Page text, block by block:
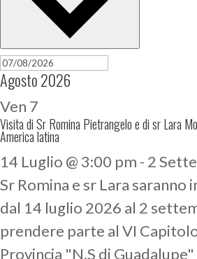
Agosto 2026
Ven 7
Visita di Sr Romina Pietrangelo e di sr Lara
America latina
14 Luglio @ 3:00 pm - 2
Sr Romina e sr Lara saranno
dal 14 luglio 2026 al 2
prendere parte al VI
Provincia "N.S di